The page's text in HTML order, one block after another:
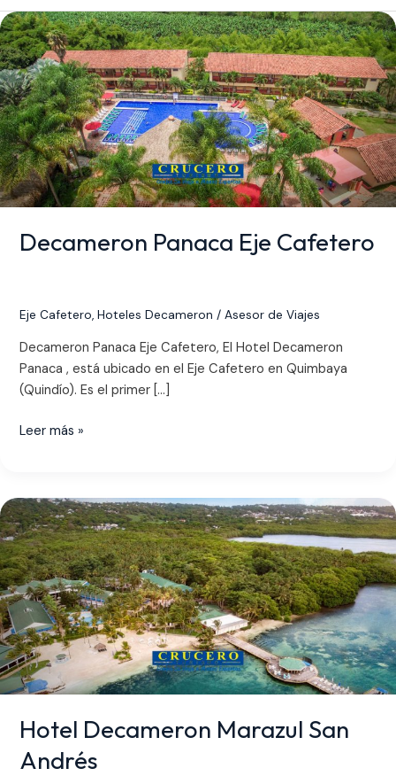
Decameron Panaca Eje Cafetero
Eje Cafetero, Hoteles Decameron / Asesor de Viajes
Decameron Panaca Eje Cafetero, El Hotel Decameron
Panaca , está ubicado en el Eje Cafetero en Quimbaya
(Quindío). Es el primer […]
Decameron
Panaca
Eje
Cafetero
Leer más »
Hotel Decameron Marazul San
Andrés
Hotel
Decameron
Marazul
San
Andrés